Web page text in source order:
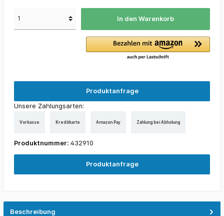
In den Warenkorb
Produktanfrage
Unsere Zahlungsarten:
Vorkasse Kreditkarte Amazon Pay Zahlung bei Abholung
Produktnummer: 432910
Produktanfrage
Beschreibung